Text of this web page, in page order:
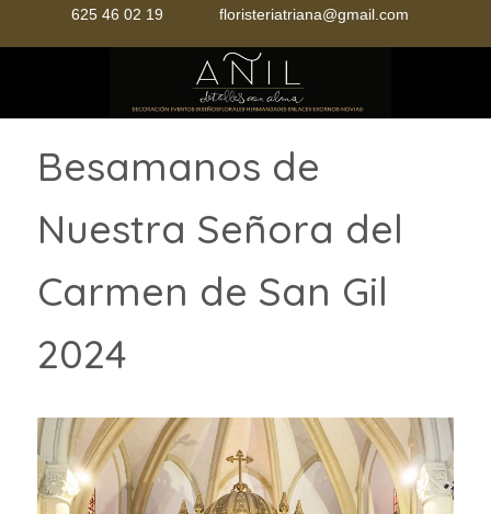
625 46 02 19 floristeriatriana@gmail.com
Besamanos de
Nuestra Señora del
Carmen de San Gil
2024